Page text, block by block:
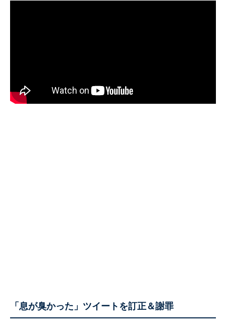
「息が臭かった」ツイートを訂正＆謝罪